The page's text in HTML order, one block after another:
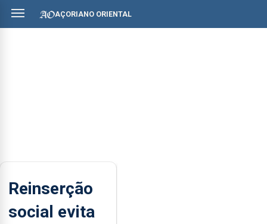
AÇORIANO ORIENTAL
Reinserção
social evita